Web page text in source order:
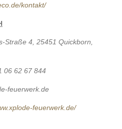
kontakt/
Straße 4, 25451 Quickborn,
06 62 67 844
feuerwerk.de
feuerwerk.de/